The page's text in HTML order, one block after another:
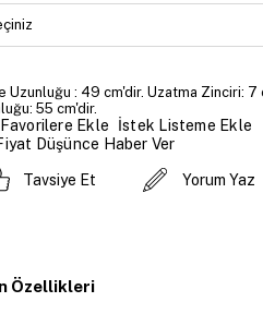
Uzunluğu : 49 cm'dir. Uzatma Zinciri: 7
55 cm'dir.
Favorilere Ekle
İstek Listeme Ekle
Düşünce Haber Ver
Tavsiye Et Yorum Yaz
Özellikleri